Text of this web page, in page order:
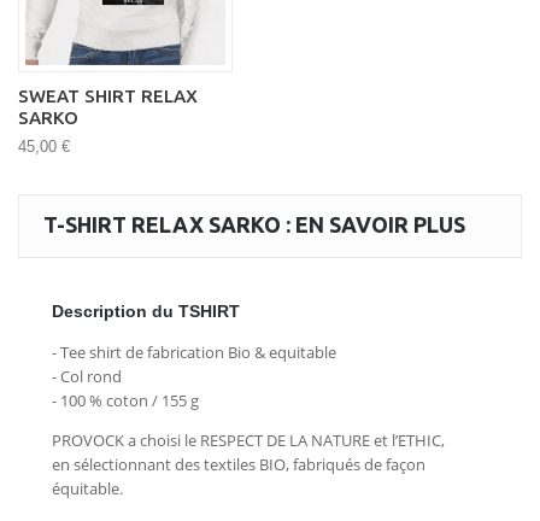
SWEAT SHIRT RELAX
SARKO
45,00 €
T-SHIRT RELAX SARKO : EN SAVOIR PLUS